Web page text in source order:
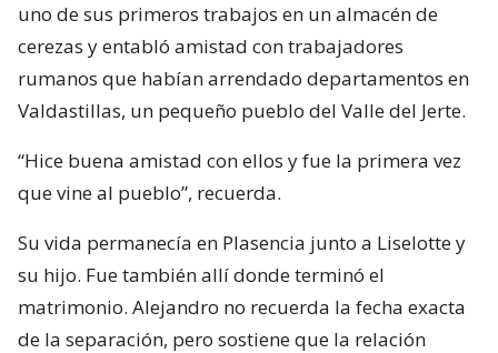
uno de sus primeros trabajos en un almacén de
cerezas y entabló amistad con trabajadores
rumanos que habían arrendado departamentos en
Valdastillas, un pequeño pueblo del Valle del Jerte.
“Hice buena amistad con ellos y fue la primera vez
que vine al pueblo”, recuerda.
Su vida permanecía en Plasencia junto a Liselotte y
su hijo. Fue también allí donde terminó el
matrimonio. Alejandro no recuerda la fecha exacta
de la separación, pero sostiene que la relación